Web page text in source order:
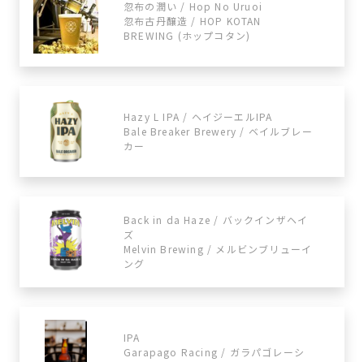
忽布の潤い / Hop No Uruoi
忽布古丹醸造 / HOP KOTAN
BREWING (ホップコタン)
Hazy L IPA / ヘイジーエルIPA
Bale Breaker Brewery / ベイルブレー
カー
Back in da Haze / バックインザヘイ
ズ
Melvin Brewing / メルビンブリューイ
ング
IPA
Garapago Racing / ガラパゴレーシ